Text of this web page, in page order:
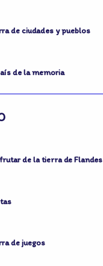
de ciudades y pueblos
de la memoria
de la tierra de Flandes
de juegos
de Bierne